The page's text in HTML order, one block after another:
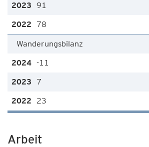
91
78
Wanderungsbilanz
-11
7
23
Arbeit